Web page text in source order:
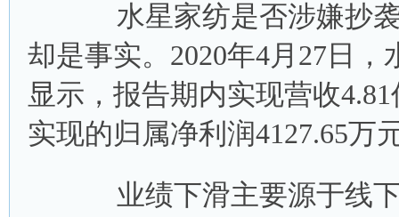
水星家纺是否涉嫌抄袭
却是事实。2020年4月27日
显示，报告期内实现营收
实现的归属净利润4127.65万
业绩下滑主要源于线下